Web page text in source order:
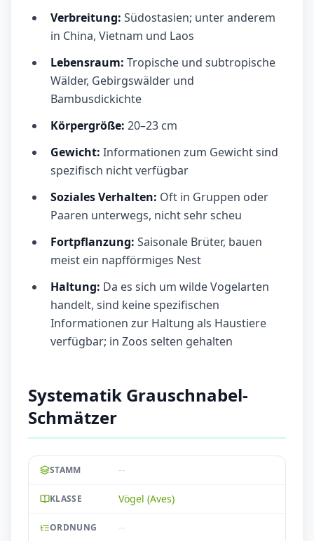
Verbreitung: Südostasien; unter anderem
in China, Vietnam und Laos
Lebensraum: Tropische und subtropische
Wälder, Gebirgswälder und
Bambusdickichte
Körpergröße: 20–23 cm
Gewicht: Informationen zum Gewicht sind
spezifisch nicht verfügbar
Soziales Verhalten: Oft in Gruppen oder
Paaren unterwegs, nicht sehr scheu
Fortpflanzung: Saisonale Brüter, bauen
meist ein napfförmiges Nest
Haltung: Da es sich um wilde Vogelarten
handelt, sind keine spezifischen
Informationen zur Haltung als Haustiere
verfügbar; in Zoos selten gehalten
Systematik Grauschnabel-
Schmätzer
STAMM --
KLASSE Vögel (Aves)
ORDNUNG --